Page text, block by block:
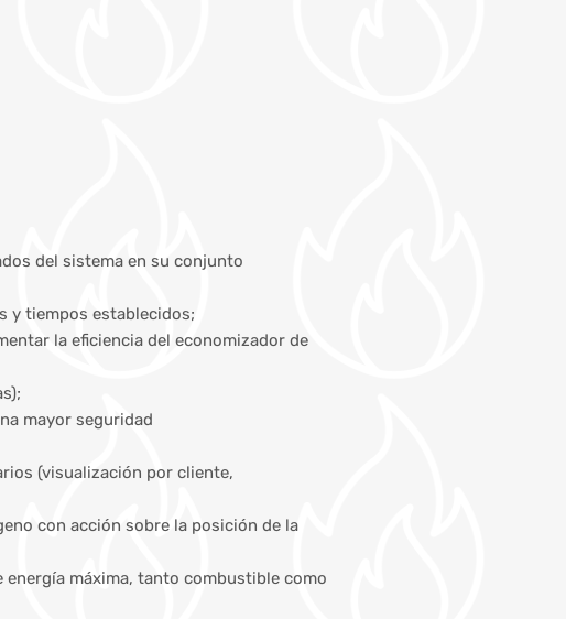
del sistema en su conjunto
y tiempos establecidos;
la eficiencia del economizador de
mayor seguridad
(visualización por cliente,
con acción sobre la posición de la
máxima, tanto combustible como